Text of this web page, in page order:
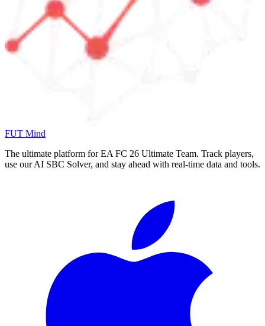
FUT Mind
The ultimate platform for EA FC 26 Ultimate Team. Track players,
use our AI SBC Solver, and stay ahead with real-time data and tools.